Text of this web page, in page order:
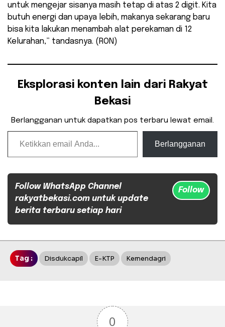
untuk mengejar sisanya masih tetap di atas 2 digit. Kita
butuh energi dan upaya lebih, makanya sekarang baru
bisa kita lakukan menambah alat perekaman di 12
Kelurahan,” tandasnya. (RON)
Eksplorasi konten lain dari Rakyat
Bekasi
Berlangganan untuk dapatkan pos terbaru lewat email.
Ketikkan email Anda...
Berlangganan
Follow WhatsApp Channel
rakyatbekasi.com untuk update
berita terbaru setiap hari
Follow
Tag : Disdukcapil E-KTP Kemendagri
0